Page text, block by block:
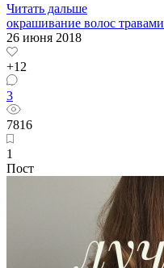
Читать дальше
окрашивание волос травами
26 июня 2018
+12
3
7816
1
Пост